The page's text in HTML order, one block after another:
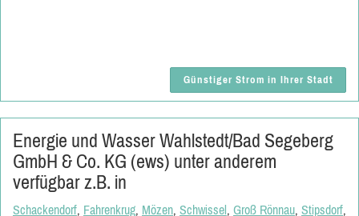
Günstiger Strom in Ihrer Stadt
Energie und Wasser Wahlstedt/Bad Segeberg
GmbH & Co. KG (ews) unter anderem
verfügbar z.B. in
Schackendorf, Fahrenkrug, Mözen, Schwissel, Groß Rönnau, Stipsdorf,